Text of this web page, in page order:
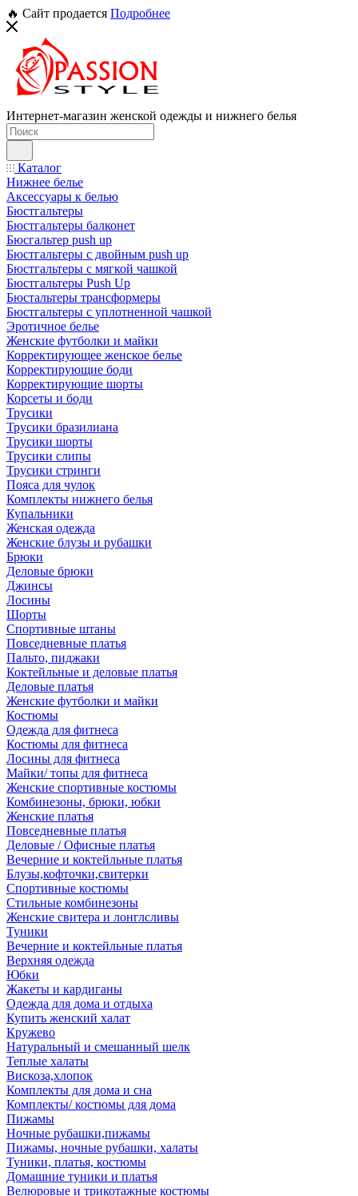
🔥 Сайт продается Подробнее
Интернет-магазин женской одежды и нижнего белья
Каталог
Нижнее белье
Аксессуары к белью
Бюстгальтеры
Бюстгальтеры балконет
Бюсгальтер push up
Бюстгальтеры с двойным push up
Бюстгальтеры с мягкой чашкой
Бюстгальтеры Push Up
Бюстальтеры трансформеры
Бюстгальтеры с уплотненной чашкой
Эротичное белье
Женские футболки и майки
Корректирующее женское белье
Корректирующие боди
Корректирующие шорты
Корсеты и боди
Трусики
Трусики бразилиана
Трусики шорты
Трусики слипы
Трусики стринги
Пояса для чулок
Комплекты нижнего белья
Купальники
Женская одежда
Женские блузы и рубашки
Брюки
Деловые брюки
Джинсы
Лосины
Шорты
Спортивные штаны
Повседневные платья
Пальто, пиджаки
Коктейльные и деловые платья
Деловые платья
Женские футболки и майки
Костюмы
Одежда для фитнеса
Костюмы для фитнеса
Лосины для фитнеса
Майки/ топы для фитнеса
Женские спортивные костюмы
Комбинезоны, брюки, юбки
Женские платья
Повседневные платья
Деловые / Офисные платья
Вечерние и коктейльные платья
Блузы,кофточки,свитерки
Спортивные костюмы
Стильные комбинезоны
Женские свитера и лонглсливы
Туники
Вечерние и коктейльные платья
Верхняя одежда
Юбки
Жакеты и кардиганы
Одежда для дома и отдыха
Купить женский халат
Кружево
Натуральный и смешанный шелк
Теплые халаты
Вискоза,хлопок
Комплекты для дома и сна
Комплекты/ костюмы для дома
Пижамы
Ночные рубашки,пижамы
Пижамы, ночные рубашки, халаты
Туники, платья, костюмы
Домашние туники и платья
Велюровые и трикотажные костюмы